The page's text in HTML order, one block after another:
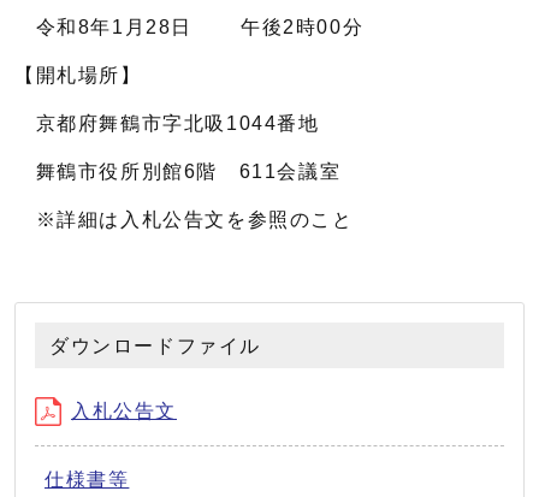
令和8年1月28日 午後2時00分
【開札場所】
京都府舞鶴市字北吸1044番地
舞鶴市役所別館6階 611会議室
※詳細は入札公告文を参照のこと
ダウンロードファイル
入札公告文
仕様書等